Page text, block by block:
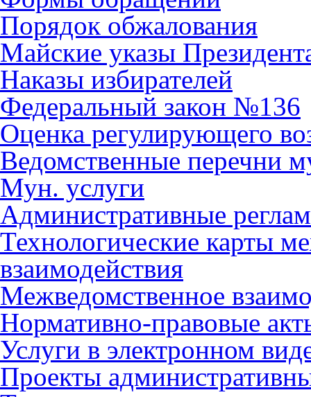
Порядок обжалования
Майские указы
Наказы избирателей
Федеральный закон №136
Оценка регулирующего
Ведомственные перечни
Мун. услуги
Административные
Технологические карты
взаимодействия
Межведомственное
Нормативно-правовые
Услуги в электронном
Проекты